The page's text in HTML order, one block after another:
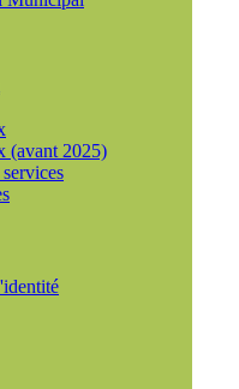
(avant 2025)